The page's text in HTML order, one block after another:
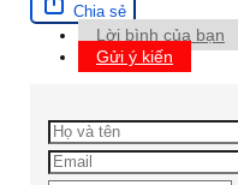
Chia sẻ
Lời bình của bạn
Gửi ý kiến